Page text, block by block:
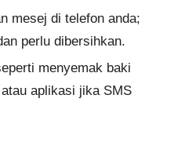
mesej di telefon anda;
perlu dibersihkan.
menyemak baki
aplikasi jika SMS